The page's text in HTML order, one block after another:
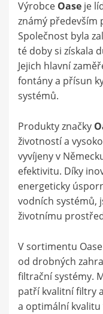
Výrobce Oase je
známý především
Společnost byla
té doby si získala
Jejich hlavní
fontány a přísun
systémů.
Produkty značky
životností a
vyvíjeny v
efektivitu. Díky
energeticky
vodních systémů,
životnímu
V sortimentu
od drobných
filtrační systémy.
patří kvalitní filtry
a optimální kvalitu